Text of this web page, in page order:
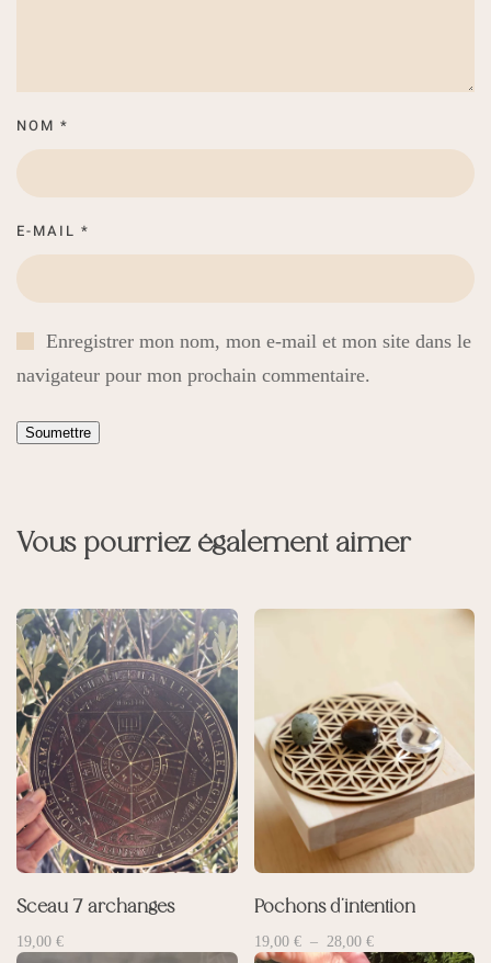
NOM *
E-MAIL *
Enregistrer mon nom, mon e-mail et mon site dans le
navigateur pour mon prochain commentaire.
Vous pourriez également aimer
Sceau 7 archanges
19,00 €
Pochons d’intention
19,00 € – 28,00 €Plage